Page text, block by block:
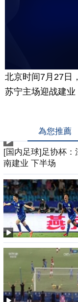
北京时间7月27日
苏宁主场迎战建业
為您推薦
[国内足球]足协杯：
南建业 下半场